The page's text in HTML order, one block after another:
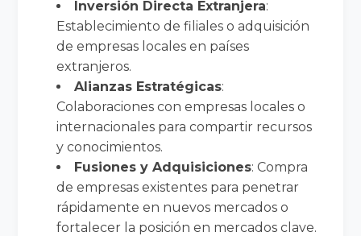
Inversión Directa Extranjera:
Establecimiento de filiales o adquisición
de empresas locales en países
extranjeros.
Alianzas Estratégicas:
Colaboraciones con empresas locales o
internacionales para compartir recursos
y conocimientos.
Fusiones y Adquisiciones: Compra
de empresas existentes para penetrar
rápidamente en nuevos mercados o
fortalecer la posición en mercados clave.